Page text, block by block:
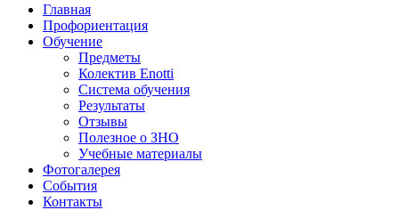
Главная
Профориентация
Обучение
Предметы
Колектив Enotti
Система обучения
Результаты
Отзывы
Полезное о ЗНО
Учебные материалы
Фотогалерея
События
Контакты